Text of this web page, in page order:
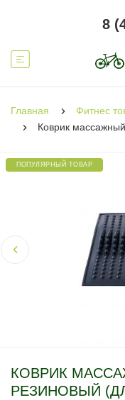
8
Главная Фитнес
Коврик
ПОПУЛЯРНЫЙ ТОВАР
КОВРИК
РЕЗИНОВЫЙ